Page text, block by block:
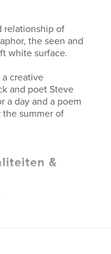
relationship of
the seen and
white surface.
creative
and poet Steve
a day and a poem
the summer of
&